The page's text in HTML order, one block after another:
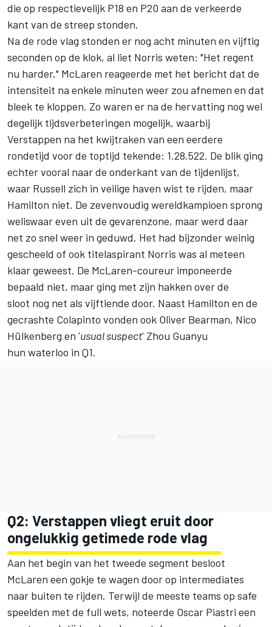
die op respectievelijk P18 en P20 aan de verkeerde
kant van de streep stonden.
Na de rode vlag stonden er nog acht minuten en vijftig
seconden op de klok, al liet Norris weten: "Het regent
nu harder." McLaren reageerde met het bericht dat de
intensiteit na enkele minuten weer zou afnemen en dat
bleek te kloppen. Zo waren er na de hervatting nog wel
degelijk tijdsverbeteringen mogelijk, waarbij
Verstappen na het kwijtraken van een eerdere
rondetijd voor de toptijd tekende: 1.28.522. De blik ging
echter vooral naar de onderkant van de tijdenlijst,
waar Russell zich in veilige haven wist te rijden, maar
Hamilton niet. De zevenvoudig wereldkampioen sprong
weliswaar even uit de gevarenzone, maar werd daar
net zo snel weer in geduwd. Het had bijzonder weinig
gescheeld of ook titelaspirant Norris was al meteen
klaar geweest. De McLaren-coureur imponeerde
bepaald niet, maar ging met zijn hakken over de
sloot nog net als vijftiende door. Naast Hamilton en de
gecrashte Colapinto vonden ook Oliver Bearman, Nico
Hülkenberg en 'usual suspect' Zhou Guanyu
hun waterloo in Q1.
Q2: Verstappen vliegt eruit door
ongelukkig getimede rode vlag
Aan het begin van het tweede segment besloot
McLaren een gokje te wagen door op intermediates
naar buiten te rijden. Terwijl de meeste teams op safe
speelden met de full wets, noteerde Oscar Piastri een